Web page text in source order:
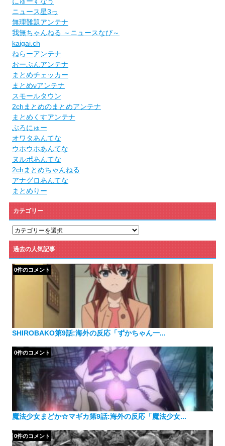
ニュース星3っ
無理難題アンテナ
我無ちゃんねる ～ニュースなび～
kaigai.ch
ねらーアンテナ
おーぷんアンテナ
まとめチェッカー
まとめνアンテナ
スモールタウン
2chまとめのまとめアンテナ
まとめくすアンテナ
ぶろにゅー
オワタあんてな
ウホウホあんてな
ヌルポあんてな
2chまとめちゃんねる
アナグロあんてな
まとめりー
カテゴリー
カ
ゴ
リ
ー
過去の人気記事
SHIROBAKO第9話:海外の反応「ずかちゃん一...
0件のコメント
魔法少女まどか☆マギカ第9話:海外の反応「魔法少女...
0件のコメント
0件のコメント